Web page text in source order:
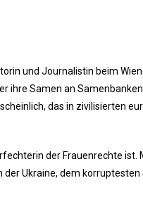
und Journalistin beim
ihre Samen an
das in zivilisierten
der Frauenrechte
Ukraine, dem korruptesten